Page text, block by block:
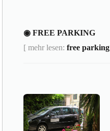
◉ FREE PARKING
[ mehr lesen:free parking